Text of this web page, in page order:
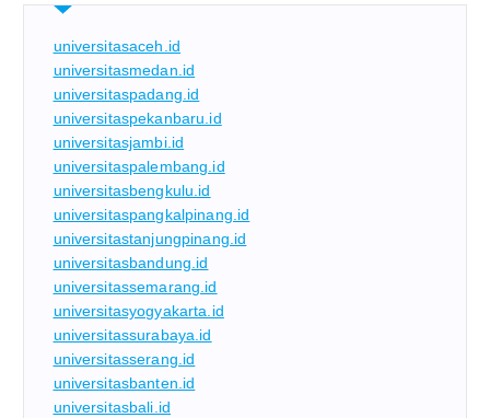
universitasaceh.id
universitasmedan.id
universitaspadang.id
universitaspekanbaru.id
universitasjambi.id
universitaspalembang.id
universitasbengkulu.id
universitaspangkalpinang.id
universitastanjungpinang.id
universitasbandung.id
universitassemarang.id
universitasyogyakarta.id
universitassurabaya.id
universitasserang.id
universitasbanten.id
universitasbali.id